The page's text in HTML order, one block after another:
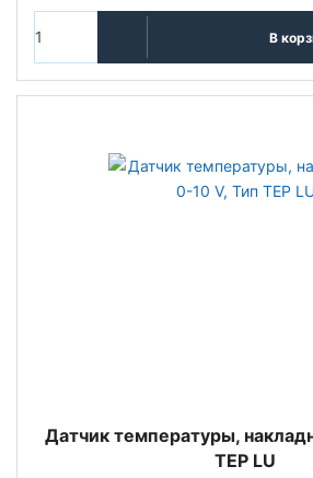
В
Датчик температуры,
TEP LU